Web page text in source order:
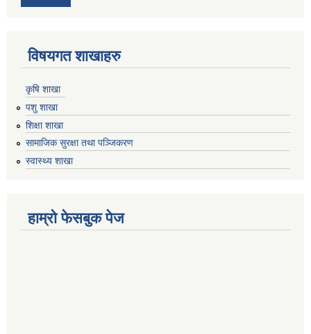
विषयगत शाखाहरु
कृषि शाखा
पशु शाखा
शिक्षा शाखा
सामाजिक सुरक्षा तथा पञ्जिकरण
स्वास्थ्य शाखा
हाम्रो फेसबुक पेज